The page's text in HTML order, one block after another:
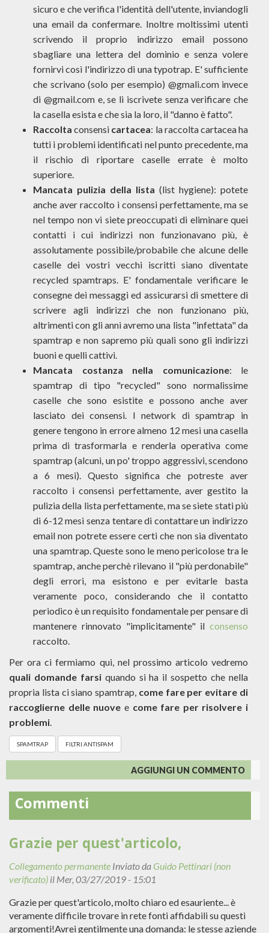
sicuro e che verifica l'identità dell'utente, inviandogli
una email da confermare. Inoltre moltissimi utenti
scrivendo il proprio indirizzo email possono
sbagliare una lettera del dominio e senza volere
fornirvi così l'indirizzo di una typotrap. E' sufficiente
che scrivano (solo per esempio) @gmali.com invece
di @gmail.com e, se li iscrivete senza verificare che
la casella esista e che sia la loro, il "danno è fatto".
Raccolta consensi cartacea: la raccolta cartacea ha
tutti i problemi identificati nel punto precedente, ma
il rischio di riportare caselle errate è molto
superiore.
Mancata pulizia della lista (list hygiene): potete
anche aver raccolto i consensi perfettamente, ma se
nel tempo non vi siete preoccupati di eliminare quei
contatti i cui indirizzi non funzionavano più, è
assolutamente possibile/probabile che alcune delle
caselle dei vostri vecchi iscritti siano diventate
recycled spamtraps. E' fondamentale verificare le
consegne dei messaggi ed assicurarsi di smettere di
scrivere agli indirizzi che non funzionano più,
altrimenti con gli anni avremo una lista "infettata" da
spamtrap e non sapremo più quali sono gli indirizzi
buoni e quelli cattivi.
Mancata costanza nella comunicazione: le
spamtrap di tipo "recycled" sono normalissime
caselle che sono esistite e possono anche aver
lasciato dei consensi. I network di spamtrap in
genere tengono in errore almeno 12 mesi una casella
prima di trasformarla e renderla operativa come
spamtrap (alcuni, un po' troppo aggressivi, scendono
a 6 mesi). Questo significa che potreste aver
raccolto i consensi perfettamente, aver gestito la
pulizia della lista perfettamente, ma se siete stati più
di 6-12 mesi senza tentare di contattare un indirizzo
email non potrete essere certi che non sia diventato
una spamtrap. Queste sono le meno pericolose tra le
spamtrap, anche perchè rilevano il "più perdonabile"
degli errori, ma esistono e per evitarle basta
veramente poco, considerando che il contatto
periodico è un requisito fondamentale per pensare di
mantenere rinnovato "implicitamente" il consenso
raccolto.
Per ora ci fermiamo qui, nel prossimo articolo vedremo
quali domande farsiquando si ha il sospetto che nella
propria lista ci siano spamtrap, come fare per evitare di
raccoglierne delle nuove e come fare per risolvere i
problemi.
SPAMTRAP FILTRI ANTISPAM
AGGIUNGI UN COMMENTO
Commenti
Grazie per quest'articolo,
Collegamento permanente Inviato da Guido Pettinari (non
verificato) il Mer, 03/27/2019 - 15:01
Grazie per quest'articolo, molto chiaro ed esauriente... è
veramente difficile trovare in rete fonti affidabili su questi
argomenti!Avrei gentilmente una domanda: le stesse aziende